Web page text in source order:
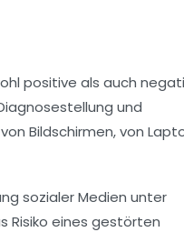
positive als auch
und
Bildschirmen, von
sozialer Medien unter
Risiko eines gestörten